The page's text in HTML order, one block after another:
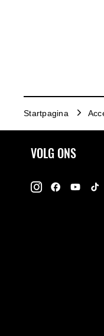
Startpagina
VOLG ONS